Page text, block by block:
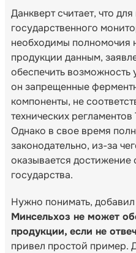
Данкверт считает, что
государственного
необходимы полномочия
продукции данным,
обеспечить возможность
он запрещенные
компоненты, не
технических
Однако в свое время
законодательно, из-за
оказывается достижение
государства.
Нужно понимать,
Минсельхоз не может
продукции, если не
привел простой пример.